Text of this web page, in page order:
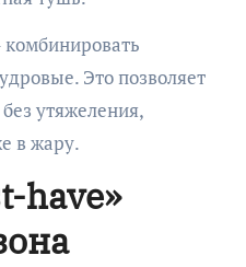
Это позволяет
утяжеления,
в жару.
have»